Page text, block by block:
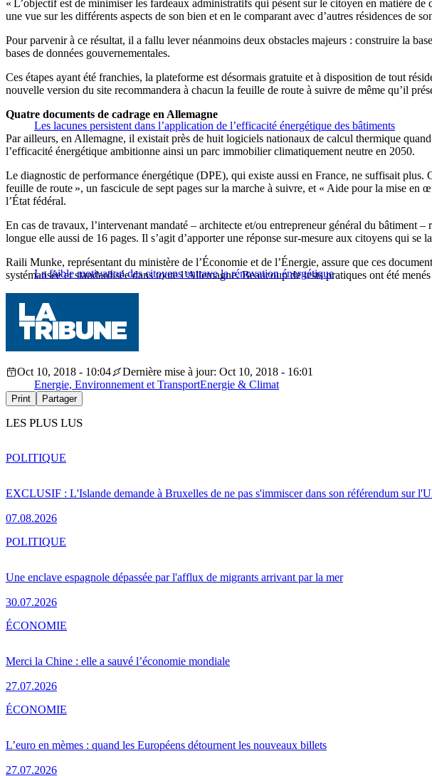
« L’objectif est de minimiser les fardeaux administratifs qui pèsent sur le citoyen en matière
une vue sur les différents aspects de son bien et en le comparant avec d’autres résidences de
Pour parvenir à ce résultat, il a fallu lever néanmoins deux obstacles majeurs : construire la
bases de données gouvernementales.
Ces étapes ayant été franchies, la plateforme est désormais gratuite et à disposition de tout
nouvelle version du site recommandera à chacun la feuille de route à suivre de même qu’il
Les lacunes persistent dans l’application de l’efficacité énergétique des bâtiments
Quatre documents de cadrage en Allemagne
Par ailleurs, en Allemagne, il existait près de huit logiciels nationaux de calcul thermique
l’efficacité énergétique ambitionne ainsi un parc immobilier climatiquement neutre en 2050.
Le diagnostic de performance énergétique (DPE), qui existe aussi en France, ne suffisait
feuille de route », un fascicule de sept pages sur la marche à suivre, et « Aide pour la mise en
l’État fédéral.
En cas de travaux, l’intervenant mandaté – architecte et/ou entrepreneur général du bâtiment
longue elle aussi de 16 pages. Il s’agit d’apporter une réponse sur-mesure aux citoyens qui se
La faible motivation des citoyens entrave la rénovation énergétique
Raili Munke, représentant du ministère de l’Économie et de l’Énergie, assure que ces
systématisée et standardisée dans toute l’Allemagne. Beaucoup de tests pratiques ont été
Oct 10, 2018 - 10:04
Dernière mise à jour: Oct 10, 2018 - 16:01
Energie, Environnement et TransportEnergie & Climat
Print Partager
LES PLUS LUS
EXCLUSIF : L'Islande demande à Bruxelles de ne pas s'immiscer dans son référendum sur
07.08.2026
POLITIQUE
Une enclave espagnole dépassée par l'afflux de migrants arrivant par la mer
30.07.2026
POLITIQUE
Merci la Chine : elle a sauvé l’économie mondiale
27.07.2026
ÉCONOMIE
L’euro en mèmes : quand les Européens détournent les nouveaux billets
27.07.2026
ÉCONOMIE